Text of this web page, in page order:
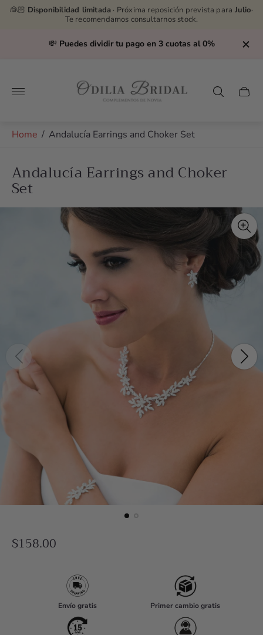
👰🏻 Disponibilidad limitada · Próxima reposición prevista para Julio·
Te recomendamos consultarnos stock.
💸 Puedes dividir tu pago en 3 cuotas al 0%
Store
logo"
Cart
Home / Andalucía Earrings and Choker Set
Andalucía Earrings and Choker
Set
R
$158.00
Envío gratis Primer cambio gratis